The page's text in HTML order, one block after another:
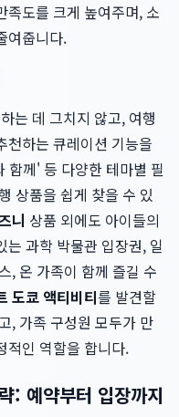
족도를 크게 높여주며, 소
여줍니다.
는 데 그치지 않고, 여행
천하는 큐레이션 기능을
함께' 등 다양한 테마별 필
상품을 쉽게 찾을 수 있
니 상품 외에도 아이들의
과학 박물관 입장권, 일
, 온 가족이 함께 즐길 수
도쿄 액티비티를 발견할
, 가족 구성원 모두가 만
적인 역할을 합니다.
: 예약부터 입장까지